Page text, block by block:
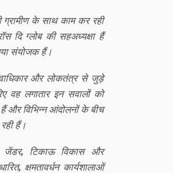
ग्रामीण के साथ काम कर रही
दि ग्लोबकी सहअध्यक्षा हैं
संयोजक हैं।
और लोकतंत्र से जुड़े
वह लगातार इन सवालों को
और विभिन्न आंदोलनों के बीच
हैं।
जेंडर, टिकाऊ विकास और
, क्षमतावर्धन कार्यशालाओं